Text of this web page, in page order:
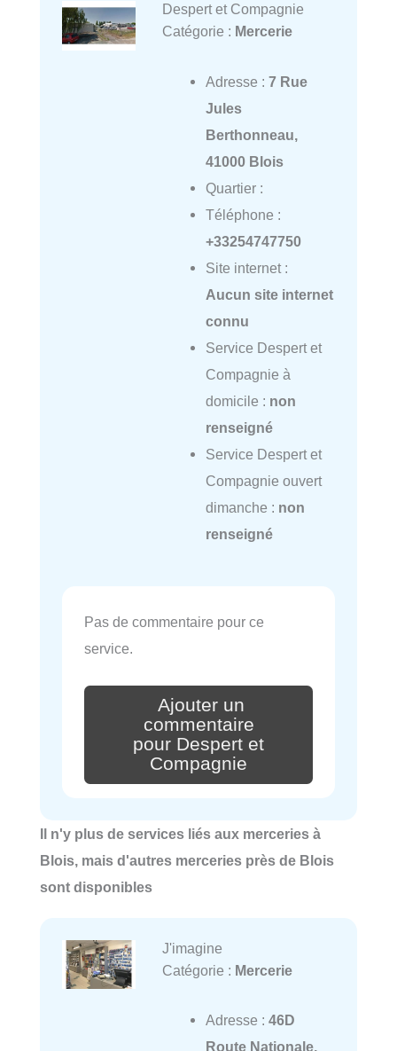
Despert et Compagnie
Catégorie : Mercerie
Adresse : 7 Rue
Jules
Berthonneau,
41000 Blois
Quartier :
Téléphone :
+33254747750
Site internet :
Aucun site internet
connu
Service Despert et
Compagnie à
domicile : non
renseigné
Service Despert et
Compagnie ouvert
dimanche : non
renseigné
Pas de commentaire pour ce
service.
Ajouter un
commentaire
pour Despert et
Compagnie
Il n'y plus de services liés aux merceries à
Blois, mais d'autres merceries près de Blois
sont disponibles
J'imagine
Catégorie : Mercerie
Adresse : 46D
Route Nationale,